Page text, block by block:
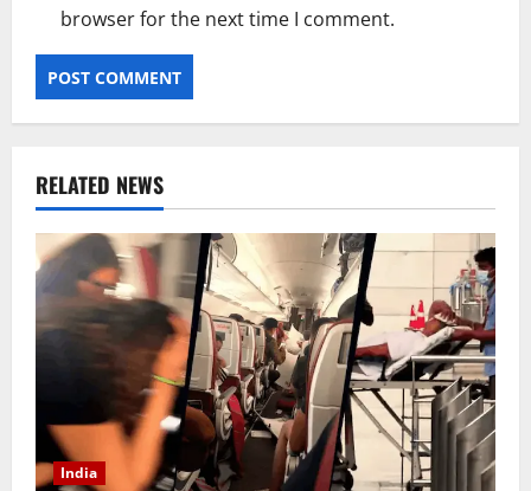
browser for the next time I comment.
RELATED NEWS
India